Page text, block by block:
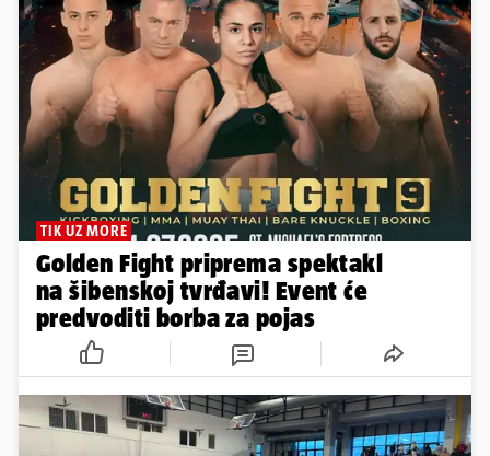
TIK UZ MORE
Golden Fight priprema spektakl
na šibenskoj tvrđavi! Event će
predvoditi borba za pojas